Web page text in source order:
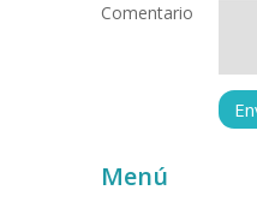
Comentario
Menú